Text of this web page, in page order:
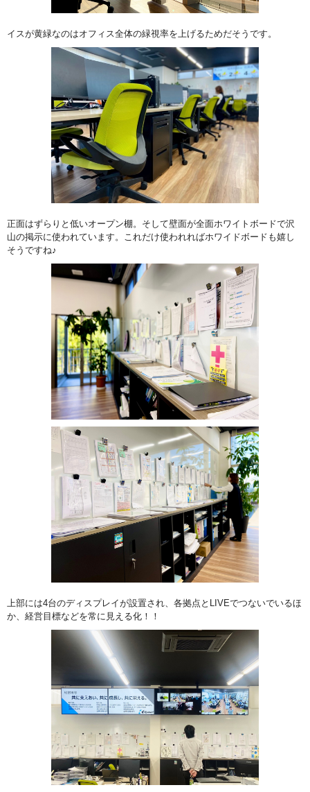
イスが黄緑なのはオフィス全体の緑視率を上げるためだそうです。
正面はずらりと低いオープン棚。そして壁面が全面ホワイトボードで沢
山の掲示に使われています。これだけ使われればホワイドボードも嬉し
そうですね♪
上部には4台のディスプレイが設置され、各拠点とLIVEでつないでいるほ
か、経営目標などを常に見える化！！